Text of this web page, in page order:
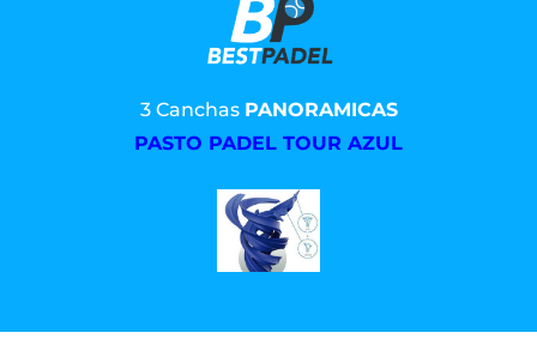
3 Canchas PANORAMICAS
PASTO PADEL TOUR AZUL